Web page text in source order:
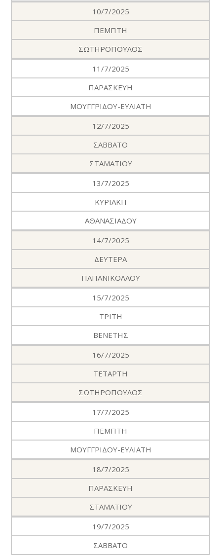
10/7/2025
ΠΕΜΠΤΗ
ΣΩΤΗΡΟΠΟΥΛΟΣ
11/7/2025
ΠΑΡΑΣΚΕΥΗ
ΜΟΥΓΓΡΙΔΟΥ-ΕΥΛΙΑΤΗ
12/7/2025
ΣΑΒΒΑΤΟ
ΣΤΑΜΑΤΙΟΥ
13/7/2025
ΚΥΡΙΑΚΗ
ΑΘΑΝΑΣΙΑΔΟΥ
14/7/2025
ΔΕΥΤΕΡΑ
ΠΑΠΑΝΙΚΟΛΑΟΥ
15/7/2025
ΤΡΙΤΗ
ΒΕΝΕΤΗΣ
16/7/2025
ΤΕΤΑΡΤΗ
ΣΩΤΗΡΟΠΟΥΛΟΣ
17/7/2025
ΠΕΜΠΤΗ
ΜΟΥΓΓΡΙΔΟΥ-ΕΥΛΙΑΤΗ
18/7/2025
ΠΑΡΑΣΚΕΥΗ
ΣΤΑΜΑΤΙΟΥ
19/7/2025
ΣΑΒΒΑΤΟ